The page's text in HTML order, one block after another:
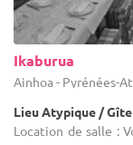
Ikaburua
Ainhoa - Pyrénées-
Lieu Atypique / Gîte
Location de salle :